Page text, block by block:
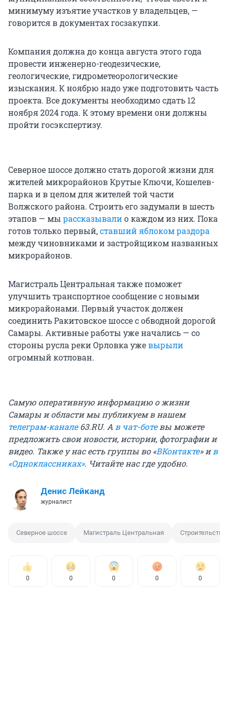
минимуму изъятие участков у владельцев, —
говорится в документах госзакупки.
Компания должна до конца августа этого года
провести инженерно-геодезические,
геологические, гидрометеорологические
изыскания. К ноябрю надо уже подготовить часть
проекта. Все документы необходимо сдать 12
ноября 2024 года. К этому времени они должны
пройти госэкспертизу.
Северное шоссе должно стать дорогой жизни для
жителей микрорайонов Крутые Ключи, Кошелев-
парка и в целом для жителей той части
Волжского района. Строить его задумали в шесть
этапов — мы рассказывалио каждом из них. Пока
готов только первый,ставший яблоком раздора
между чиновниками и застройщиком названных
микрорайонов.
Магистраль Центральная также поможет
улучшить транспортное сообщение с новыми
микрорайонами. Первый участок должен
соединить Ракитовское шоссе с обводной дорогой
Самары. Активные работы уже начались — со
стороны русла реки Орловка ужевырыли
огромный котлован.
Самую оперативную информацию о жизни
Самары и области мы публикуем в нашем
телеграм-канале63.RU. Ав чат-ботевы можете
предложить свои новости, истории, фотографии и
видео. Также у нас есть группы во «ВКонтакте»ив
«Одноклассниках». Читайте нас где удобно.
Денис Лейканд
журналист
Северное шоссе Магистраль Центральная Строительство
0 0 0 0 0